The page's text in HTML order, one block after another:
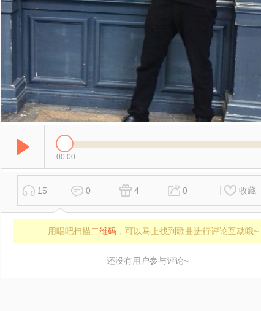
00:00
15 0 4 0 收藏
用唱吧扫描二维码 ，可以马上找到歌曲进行评论互动哦~
还没有用户参与评论~